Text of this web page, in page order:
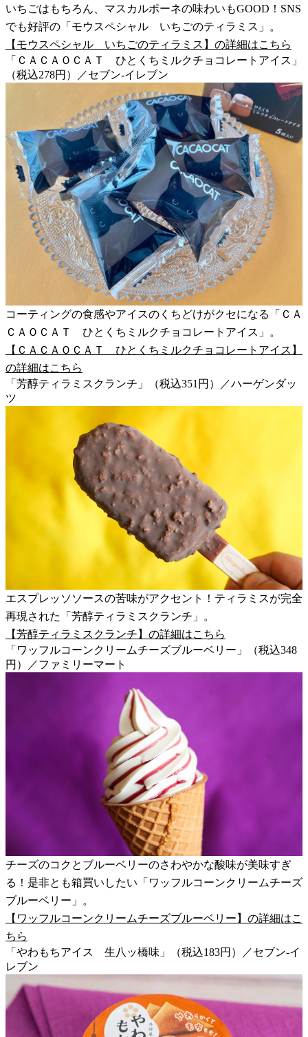
いちごはもちろん、マスカルポーネの味わいもGOOD！SNS
でも好評の「モウスペシャル いちごのティラミス」。
【モウスペシャル いちごのティラミス】の詳細はこちら
「ＣＡＣＡＯＣＡＴ ひとくちミルクチョコレートアイス」
（税込278円）／セブン-イレブン
コーティングの食感やアイスのくちどけがクセになる「ＣＡ
ＣＡＯＣＡＴ ひとくちミルクチョコレートアイス」。
【ＣＡＣＡＯＣＡＴ ひとくちミルクチョコレートアイス】
の詳細はこちら
「芳醇ティラミスクランチ」（税込351円）／ハーゲンダッ
ツ
エスプレッソソースの苦味がアクセント！ティラミスが完全
再現された「芳醇ティラミスクランチ」。
【芳醇ティラミスクランチ】の詳細はこちら
「ワッフルコーンクリームチーズブルーベリー」（税込348
円）／ファミリーマート
チーズのコクとブルーベリーのさわやかな酸味が美味すぎ
る！是非とも箱買いしたい「ワッフルコーンクリームチーズ
ブルーベリー」。
【ワッフルコーンクリームチーズブルーベリー】の詳細はこ
ちら
「やわもちアイス 生八ッ橋味」（税込183円）／セブン-イ
レブン